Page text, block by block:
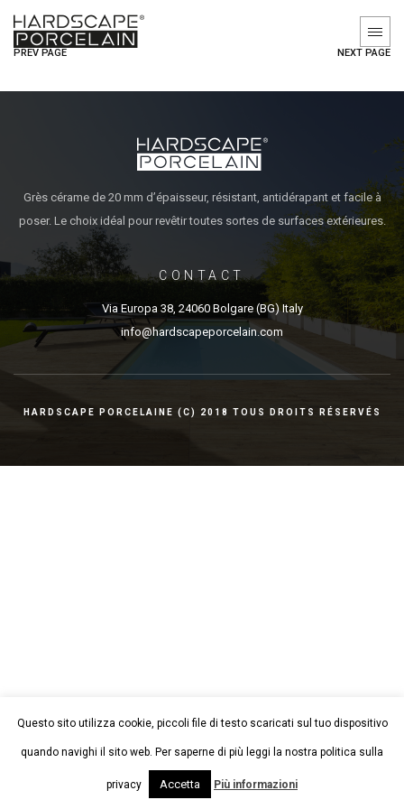
PREV PAGE NEXT PAGE
Grès cérame de 20 mm d’épaisseur, résistant, antidérapant et facile à
poser. Le choix idéal pour revêtir toutes sortes de surfaces extérieures.
CONTACT
Via Europa 38, 24060 Bolgare (BG) Italy
info@hardscapeporcelain.com
HARDSCAPE PORCELAINE (C) 2018 TOUS DROITS RÉSERVÉS
Questo sito utilizza cookie, piccoli file di testo scaricati sul tuo dispositivo
quando navighi il sito web. Per saperne di più leggi la nostra politica sulla
privacy Accetta Più informazioni